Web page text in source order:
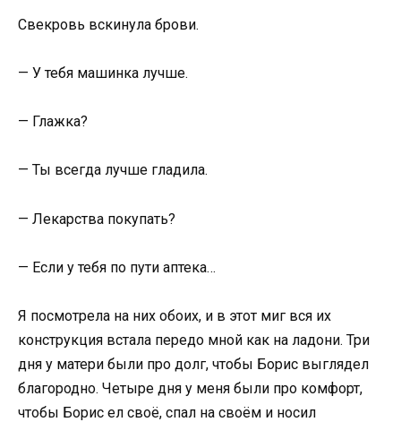
Свекровь вскинула брови.
— У тебя машинка лучше.
— Глажка?
— Ты всегда лучше гладила.
— Лекарства покупать?
— Если у тебя по пути аптека…
Я посмотрела на них обоих, и в этот миг вся их
конструкция встала передо мной как на ладони. Три
дня у матери были про долг, чтобы Борис выглядел
благородно. Четыре дня у меня были про комфорт,
чтобы Борис ел своё, спал на своём и носил